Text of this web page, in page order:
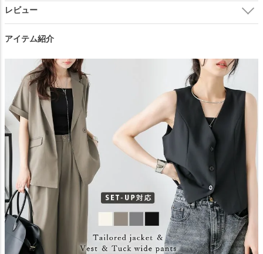
エクリュジャケット
ブラックパンツ
在庫切れ
グレーパンツ
在庫切れ
—
ブラウンパンツ
在庫切れ
エクリュパンツ
在庫切れ
—
M（1）
アイテム紹介